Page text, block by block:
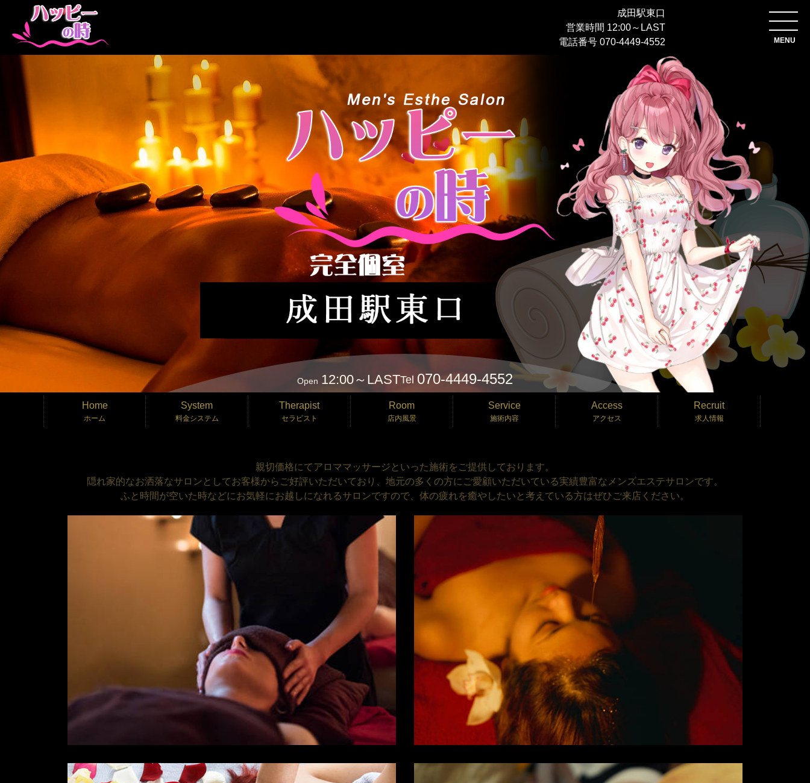
成田駅東口
営業時間 12:00～LAST
電話番号 070-4449-4552 MENU
Open 12:00～LASTTel 070-4449-4552
Home
ホーム
System
料金システム
Therapist
セラピスト
Room
店内風景
Service
施術内容
Access
アクセス
Recruit
求人情報
親切価格にてアロママッサージといった施術をご提供しております。
隠れ家的なお洒落なサロンとしてお客様からご好評いただいており、地元の多くの方にご愛顧いただいている実績豊富なメンズエステサロンです。
ふと時間が空いた時などにお気軽にお越しになれるサロンですので、体の疲れを癒やしたいと考えている方はぜひご来店ください。